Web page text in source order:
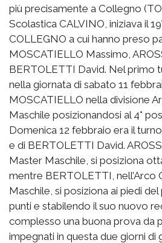
più precisamente a Collegno
Scolastica CALVINO, iniziava il
COLLEGNO a cui hanno preso
MOSCATIELLO Massimo,
BERTOLETTI David. Nel primo
nella giornata di sabato 11
MOSCATIELLO nella divisione
Maschile posizionandosi al 4°
Domenica 12 febbraio era il
e di BERTOLETTI David.
Master Maschile, si posiziona
mentre BERTOLETTI, nell’Arco
Maschile, si posiziona ai piedi
punti e stabilendo il suo nuovo
complesso una buona prova da
impegnati in questa due giorni di